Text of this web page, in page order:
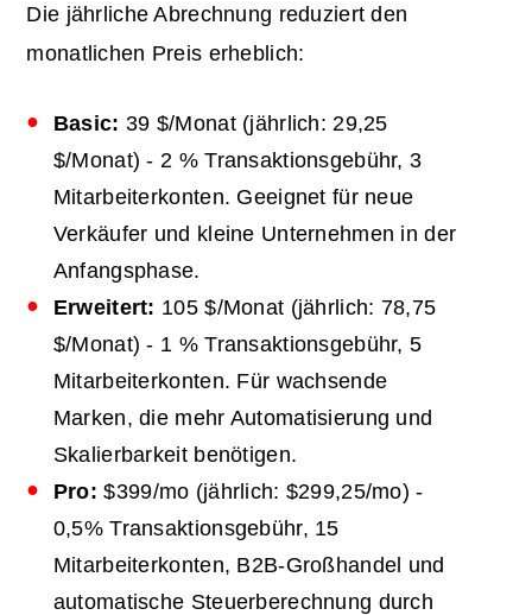
Die jährliche Abrechnung reduziert den
monatlichen Preis erheblich:
Basic: 39 $/Monat (jährlich: 29,25
$/Monat) - 2 % Transaktionsgebühr, 3
Mitarbeiterkonten. Geeignet für neue
Verkäufer und kleine Unternehmen in der
Anfangsphase.
Erweitert: 105 $/Monat (jährlich: 78,75
$/Monat) - 1 % Transaktionsgebühr, 5
Mitarbeiterkonten. Für wachsende
Marken, die mehr Automatisierung und
Skalierbarkeit benötigen.
Pro: $399/mo (jährlich: $299,25/mo) -
0,5% Transaktionsgebühr, 15
Mitarbeiterkonten, B2B-Großhandel und
automatische Steuerberechnung durch